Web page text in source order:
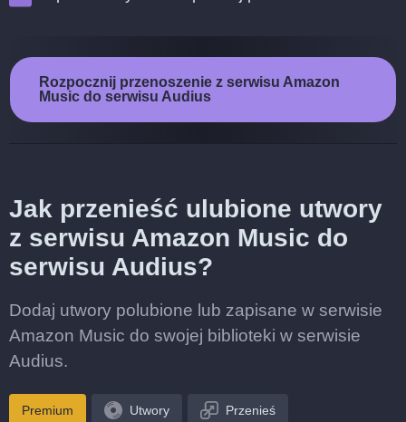
Rozpocznij przenoszenie z serwisu Amazon
Music do serwisu Audius
Jak przenieść ulubione utwory
z serwisu Amazon Music do
serwisu Audius?
Dodaj utwory polubione lub zapisane w serwisie
Amazon Music do swojej biblioteki w serwisie
Audius.
Premium Utwory Przenieś